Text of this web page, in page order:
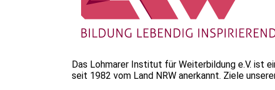
Das Lohmarer Institut für Weiterbildung e.V. ist
seit 1982 vom Land NRW anerkannt. Ziele